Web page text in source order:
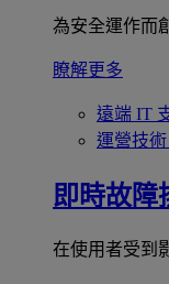
為安全運作而
瞭解更多
遠端 IT
運營技術
即時故障
在使用者受到